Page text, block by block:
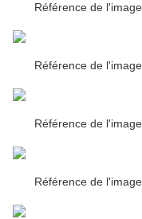
Référence de
Référence de
Référence de
Référence de